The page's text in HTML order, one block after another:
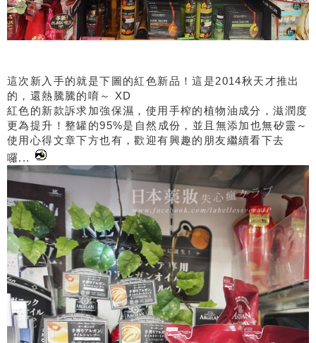
這次新入手的就是下圖的紅色新品！這是2014秋天才推出
的，還熱騰騰的唷～ XD
紅色的新款訴求加強保濕，使用手榨的植物油成分，滋潤度
更為提升！整罐的95%是自然成份，並且無添加也無矽靈～
使用心得文章下方也有，歡迎有興趣的朋友繼續看下去
囉...